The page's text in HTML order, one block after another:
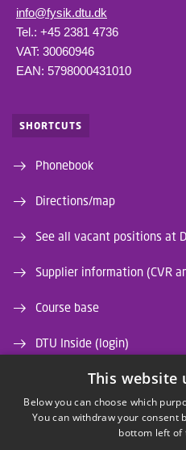
info@fysik.dtu.dk
Tel.: +45 2381 4736
VAT: 30060946
EAN: 5798000431010
SHORTCUTS
Phonebook
Directions/map
See all vacant positions at
Supplier information (CVR
Course base
DTU Inside (login)
DTU Library
DTU Orbit (Research
This website
Below you can choose which
You can withdraw your consent
bottom left of